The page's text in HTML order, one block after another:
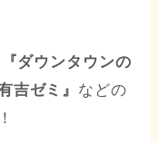
『ダウンタウンの
吉ゼミ』 などの